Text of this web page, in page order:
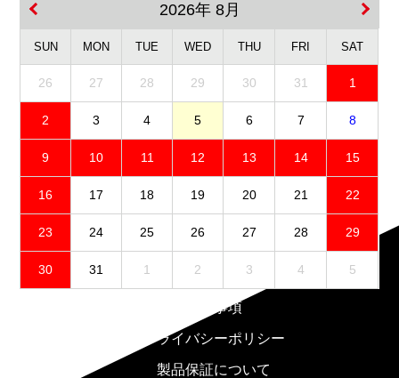
2026年 8月
SUN MON TUE WED THU FRI SAT
26 27 28 29 30 31 1
2 3 4 5 6 7 8
9 10 11 12 13 14 15
16 17 18 19 20 21 22
23 24 25 26 27 28 29
30 31 1 2 3 4 5
免責事項
プライバシーポリシー
製品保証について